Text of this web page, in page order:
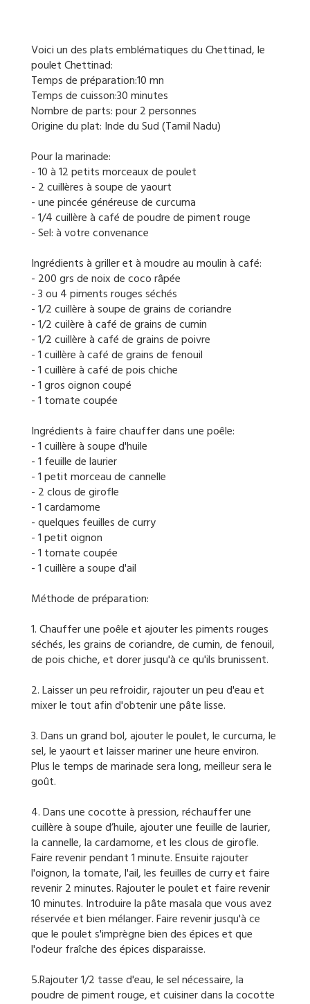
Voici un des plats emblématiques du Chettinad, le
poulet Chettinad:
Temps de préparation:10 mn
Temps de cuisson:30 minutes
Nombre de parts: pour 2 personnes
Origine du plat: Inde du Sud (Tamil Nadu)
Pour la marinade:
- 10 à 12 petits morceaux de poulet
- 2 cuillères à soupe de yaourt
- une pincée généreuse de curcuma
- 1/4 cuillère à café de poudre de piment rouge
- Sel: à votre convenance
Ingrédients à griller et à moudre au moulin à café:
- 200 grs de noix de coco râpée
- 3 ou 4 piments rouges séchés
- 1/2 cuillère à soupe de grains de coriandre
- 1/2 cuilère à café de grains de cumin
- 1/2 cuillère à café de grains de poivre
- 1 cuillère à café de grains de fenouil
- 1 cuillère à café de pois chiche
- 1 gros oignon coupé
- 1 tomate coupée
Ingrédients à faire chauffer dans une poêle:
- 1 cuillère à soupe d'huile
- 1 feuille de laurier
- 1 petit morceau de cannelle
- 2 clous de girofle
- 1 cardamome
- quelques feuilles de curry
- 1 petit oignon
- 1 tomate coupée
- 1 cuillère a soupe d'ail
Méthode de préparation:
1. Chauffer une poêle et ajouter les piments rouges
séchés, les grains de coriandre, de cumin, de fenouil,
de pois chiche, et dorer jusqu'à ce qu'ils brunissent.
2. Laisser un peu refroidir, rajouter un peu d'eau et
mixer le tout afin d'obtenir une pâte lisse.
3. Dans un grand bol, ajouter le poulet, le curcuma, le
sel, le yaourt et laisser mariner une heure environ.
Plus le temps de marinade sera long, meilleur sera le
goût.
4. Dans une cocotte à pression, réchauffer une
cuillère à soupe d’huile, ajouter une feuille de laurier,
la cannelle, la cardamome, et les clous de girofle.
Faire revenir pendant 1 minute. Ensuite rajouter
l'oignon, la tomate, l'ail, les feuilles de curry et faire
revenir 2 minutes. Rajouter le poulet et faire revenir
10 minutes. Introduire la pâte masala que vous avez
réservée et bien mélanger. Faire revenir jusqu'à ce
que le poulet s'imprègne bien des épices et que
l'odeur fraîche des épices disparaisse.
5.Rajouter 1/2 tasse d'eau, le sel nécessaire, la
poudre de piment rouge, et cuisiner dans la cocotte